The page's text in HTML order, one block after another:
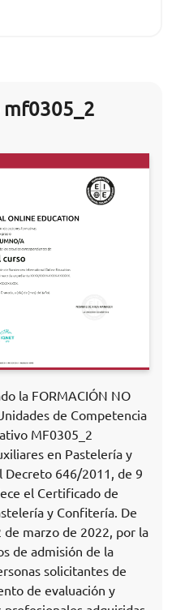
la FORMACIÓN NO
de Competencia
MF0305_2
en Pastelería y
Decreto 646/2011, de 9
el Certificado de
y Confitería. De
de marzo de 2022, por la
de admisión de la
solicitantes de
de evaluación y